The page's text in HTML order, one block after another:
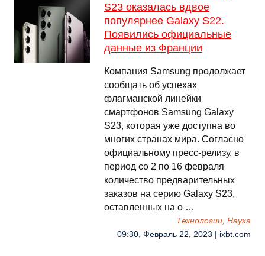
S23 оказалась вдвое
популярнее Galaxy S22.
Появились официальные
данные из Франции
Компания Samsung продолжает
сообщать об успехах
флагманской линейки
смартфонов Samsung Galaxy
S23, которая уже доступна во
многих странах мира. Согласно
официальному пресс-релизу, в
период со 2 по 16 февраля
количество предварительных
заказов на серию Galaxy S23,
оставленных на о …
Технологии, Наука
09:30, Февраль 22, 2023 | ixbt.com